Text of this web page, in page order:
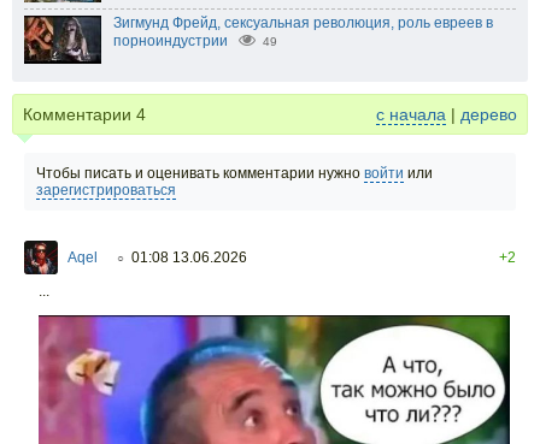
Зигмунд Фрейд, сексуальная революция, роль евреев в
порноиндустрии
49
Комментарии 4 с начала | дерево
Чтобы писать и оценивать комментарии нужно войти или
зарегистрироваться
Aqel ○ 01:08 13.06.2026
+2
...